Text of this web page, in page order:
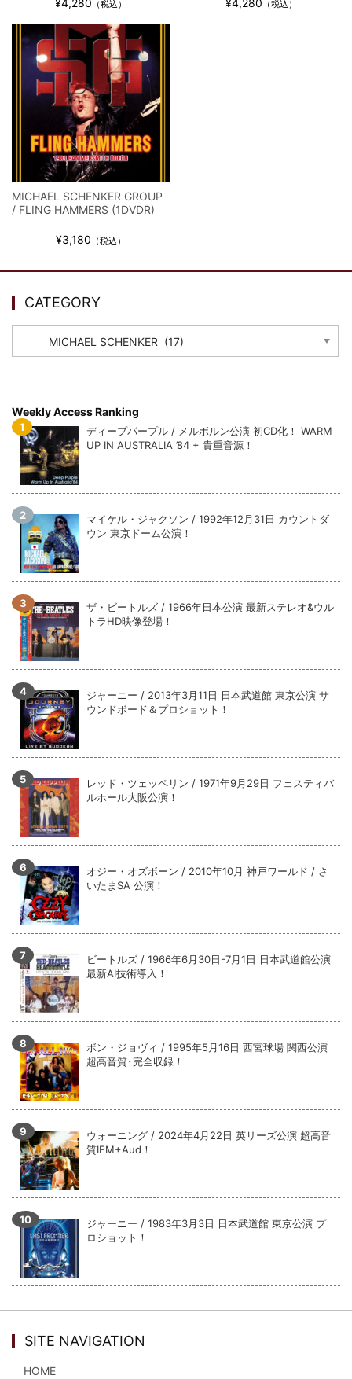
¥4,280 （税込） ¥4,280 （税込）
MICHAEL SCHENKER GROUP
/ FLING HAMMERS (1DVDR)
¥3,180 （税込）
CATEGORY
Weekly Access Ranking
ディープパープル / メルボルン公演 初CD化！ WARM
UP IN AUSTRALIA ’84 + 貴重音源！
マイケル・ジャクソン / 1992年12月31日 カウントダ
ウン 東京ドーム公演！
ザ・ビートルズ / 1966年日本公演 最新ステレオ&ウル
トラHD映像登場！
ジャーニー / 2013年3月11日 日本武道館 東京公演 サ
ウンドボード＆プロショット！
レッド・ツェッペリン / 1971年9月29日 フェスティバ
ルホール大阪公演！
オジー・オズボーン / 2010年10月 神戸ワールド / さ
いたまSA 公演！
ビートルズ / 1966年6月30日-7月1日 日本武道館公演
最新AI技術導入！
ボン・ジョヴィ / 1995年5月16日 西宮球場 関西公演
超高音質･完全収録！
ウォーニング / 2024年4月22日 英リーズ公演 超高音
質IEM+Aud！
ジャーニー / 1983年3月3日 日本武道館 東京公演 プ
ロショット！
SITE NAVIGATION
HOME